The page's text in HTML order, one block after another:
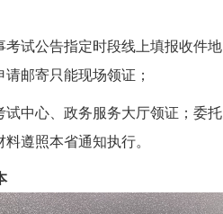
试公告指定时段线上填报收件地
邮寄只能现场领证；
中心、政务服务大厅领证；委托
遵照本省通知执行。